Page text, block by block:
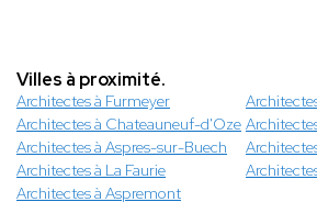
Villes à proximité.
Architectes à Furmeyer
Architectes à Chateauneuf-d'Oze
Architectes à Aspres-sur-Buech
Architectes à La Faurie
Architectes à Aspremont